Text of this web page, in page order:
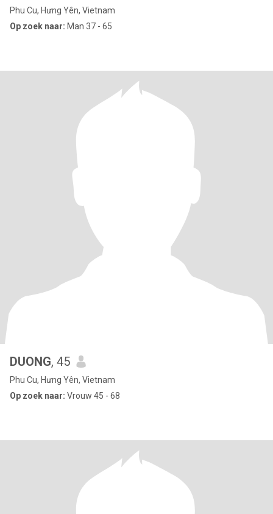
Phu Cu, Hưng Yên, Vietnam
Op zoek naar: Man 37 - 65
DUONG, 45
Phu Cu, Hưng Yên, Vietnam
Op zoek naar: Vrouw 45 - 68